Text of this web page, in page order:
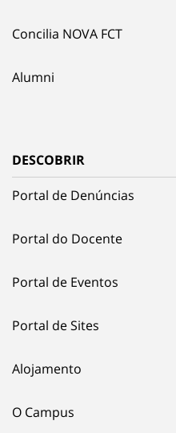
Concilia NOVA FCT
Alumni
DESCOBRIR
Portal de Denúncias
Portal do Docente
Portal de Eventos
Portal de Sites
Alojamento
O Campus